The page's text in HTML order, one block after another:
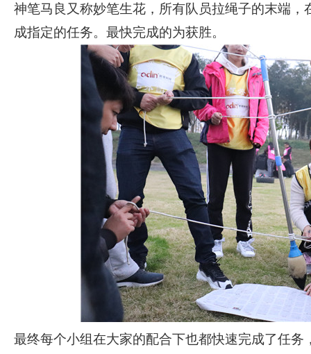
神笔马良又称妙笔生花，所有队员拉绳子的末端
成指定的任务。最快完成的为获胜。
最终每个小组在大家的配合下也都快速完成了任务